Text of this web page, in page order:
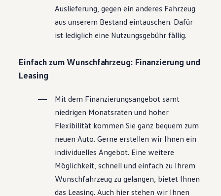
Auslieferung, gegen ein anderes Fahrzeug
aus unserem Bestand eintauschen. Dafür
ist lediglich eine Nutzungsgebühr fällig.
Einfach zum Wunschfahrzeug: Finanzierung und
Leasing
Mit dem Finanzierungsangebot samt
niedrigen Monatsraten und hoher
Flexibilität kommen Sie ganz bequem zum
neuen Auto. Gerne erstellen wir Ihnen ein
individuelles Angebot. Eine weitere
Möglichkeit, schnell und einfach zu Ihrem
Wunschfahrzeug zu gelangen, bietet Ihnen
das Leasing. Auch hier stehen wir Ihnen